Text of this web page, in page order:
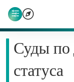
Суды по
статуса